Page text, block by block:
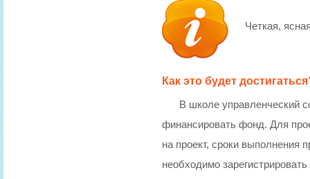
Четкая,
Как это будет
В школе управленческий
финансировать фонд. Для
на проект, сроки выполнения
необходимо